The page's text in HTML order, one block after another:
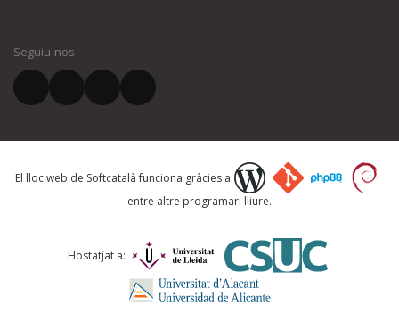
El vostre correu electrònic *
Què proposeu?
Comentari *
Seguiu-nos
El lloc web de Softcatalà funciona gràcies a
entre altre programari lliure.
Hostatjat a: